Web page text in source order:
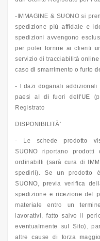
-IMMAGINE & SUONO si
spedizione più affidale e
spedizioni avvengono
per poter fornire ai clienti
servizio di tracciabilità
caso di smarrimento o furto
- I dazi doganali
paesi al di fuori dell'UE
Registrato
DISPONIBILITÀ'
- Le schede prodotto
SUONO riportano
ordinabilli (sarà cura di
spedirli). Se un prodotto
SUONO, previa verifica
spedizione e ricezione del
materiale entro un
lavorativi, fatto salvo il
eventualmente sul Sito),
altre cause di forza